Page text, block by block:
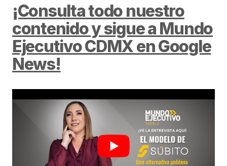
¡Consulta todo nuestro
contenido y sigue a Mundo
Ejecutivo CDMX en Google
News!